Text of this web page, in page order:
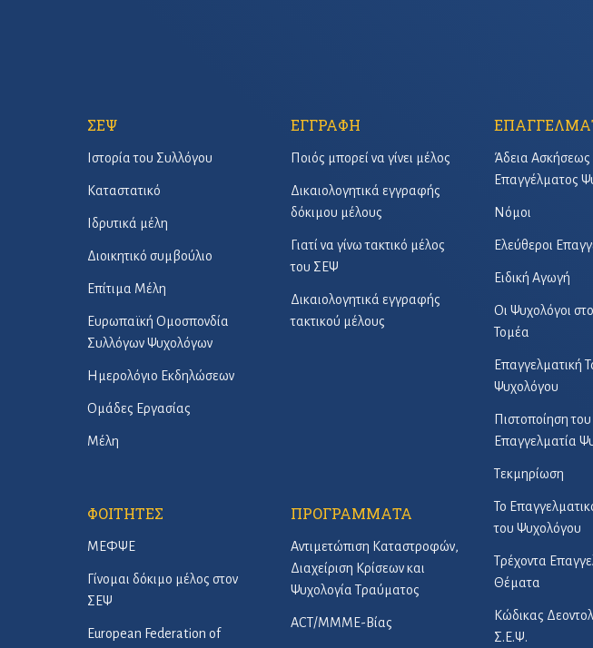
ΣΕΨ
Ιστορία του Συλλόγου
Καταστατικό
Ιδρυτικά μέλη
Διοικητικό συμβούλιο
Επίτιμα Μέλη
Ευρωπαϊκή Ομοσπονδία
Συλλόγων Ψυχολόγων
Ημερολόγιο Εκδηλώσεων
Ομάδες Εργασίας
Μέλη
ΕΓΓΡΑΦΗ
Ποιός μπορεί να γίνει μέλος
Δικαιολογητικά εγγραφής
δόκιμου μέλους
Γιατί να γίνω τακτικό μέλος
του ΣΕΨ
Δικαιολογητικά εγγραφής
τακτικού μέλους
Άδεια Ασκήσεως
Επαγγέλματος
Νόμοι
Ελεύθεροι
Ειδική Αγωγή
Οι Ψυχολόγοι
Τομέα
Επαγγελματική
Ψυχολόγου
Πιστοποίηση του
Επαγγελματία
Τεκμηρίωση
Το
του Ψυχολόγου
Τρέχοντα
Θέματα
Κώδικας
Σ.Ε.Ψ.
ΦΟΙΤΗΤΕΣ
ΜΕΦΨΕ
Γίνομαι δόκιμο μέλος στον
ΣΕΨ
European Federation of
ΠΡΟΓΡΑΜΜΑΤΑ
Αντιμετώπιση Καταστροφών,
Διαχείριση Κρίσεων και
Ψυχολογία Τραύματος
ACT/ΜΜΜΕ-Βίας